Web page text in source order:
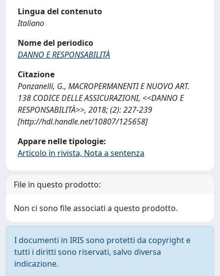
Lingua del contenuto
Italiano
Nome del periodico
DANNO E RESPONSABILITÀ
Citazione
Ponzanelli, G., MACROPERMANENTI E NUOVO ART.
138 CODICE DELLE ASSICURAZIONI, <<DANNO E
RESPONSABILITÀ>>, 2018; (2): 227-239
[http://hdl.handle.net/10807/125658]
Appare nelle tipologie:
Articolo in rivista, Nota a sentenza
File in questo prodotto:
Non ci sono file associati a questo prodotto.
I documenti in IRIS sono protetti da copyright e
tutti i diritti sono riservati, salvo diversa
indicazione.